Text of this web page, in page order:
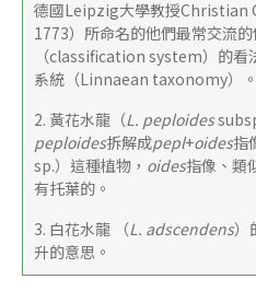
德國Leipzig大學教授Christian
1773）所命名的他們最常交流
（classification system）的看
系統（Linnaean taxonomy）。
2. 黃花水龍（L. peploides
peploides拆解成pepl+oides指
sp.）這種植物， oides指像、類
有托葉的。
3. 白花水龍 （L. adscendens）
升的意思。